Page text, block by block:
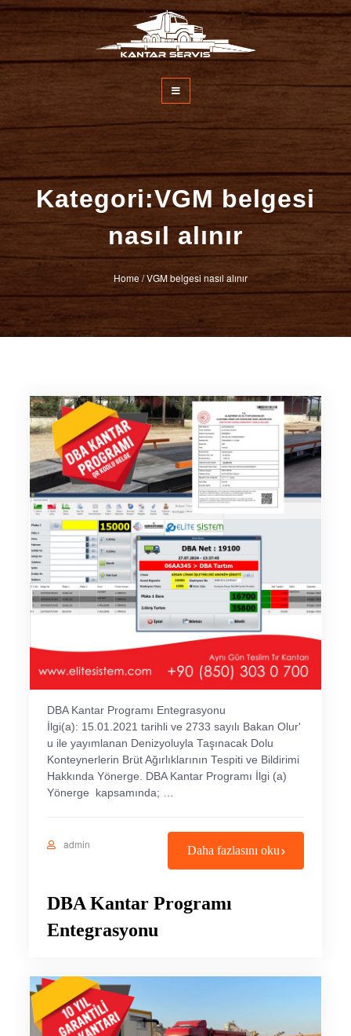
İçeriğe
Kantar Servisi
Kategori:VGM belgesi
nasıl alınır
Home/VGM belgesi nasıl alınır
DBA Kantar Programı Entegrasyonu
İlgi(a): 15.01.2021 tarihli ve 2733 sayılı Bakan Olur'
u ile yayımlanan Denizyoluyla Taşınacak Dolu
Konteynerlerin Brüt Ağırlıklarının Tespiti ve Bildirimi
Hakkında Yönerge. DBA Kantar Programı İlgi (a)
Yönerge kapsamında; …
admin Daha fazlasını oku
DBA Kantar Programı
Entegrasyonu